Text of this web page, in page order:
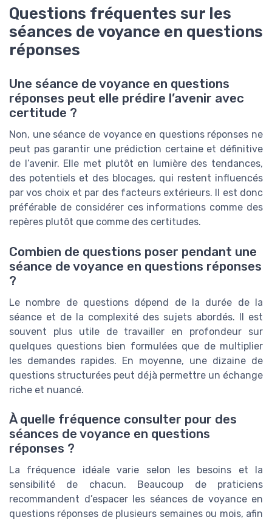
Questions fréquentes sur les
séances de voyance en questions
réponses
Une séance de voyance en questions
réponses peut elle prédire l’avenir avec
certitude ?
Non, une séance de voyance en questions réponses ne
peut pas garantir une prédiction certaine et définitive
de l’avenir. Elle met plutôt en lumière des tendances,
des potentiels et des blocages, qui restent influencés
par vos choix et par des facteurs extérieurs. Il est donc
préférable de considérer ces informations comme des
repères plutôt que comme des certitudes.
Combien de questions poser pendant une
séance de voyance en questions réponses
?
Le nombre de questions dépend de la durée de la
séance et de la complexité des sujets abordés. Il est
souvent plus utile de travailler en profondeur sur
quelques questions bien formulées que de multiplier
les demandes rapides. En moyenne, une dizaine de
questions structurées peut déjà permettre un échange
riche et nuancé.
À quelle fréquence consulter pour des
séances de voyance en questions
réponses ?
La fréquence idéale varie selon les besoins et la
sensibilité de chacun. Beaucoup de praticiens
recommandent d’espacer les séances de voyance en
questions réponses de plusieurs semaines ou mois, afin